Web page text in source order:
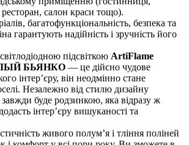
салон краси тощо).
багатофункціональність, безпека та
гарантують надійність і зручність його
підсвіткою ArtiFlame
БЬЯНКО — це дійсно чудове
інтер’єру, він неодмінно стане
Незалежно від стилю дизайну
буде родзинкою, яка відразу ж
інтер’єру вишуканості та
живого полум’я і тління поліней